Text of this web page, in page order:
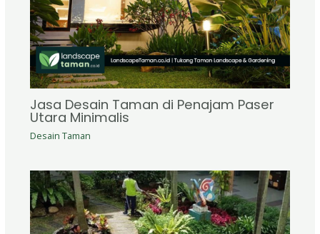
Jasa Desain Taman di Penajam Paser
Utara Minimalis
Desain Taman